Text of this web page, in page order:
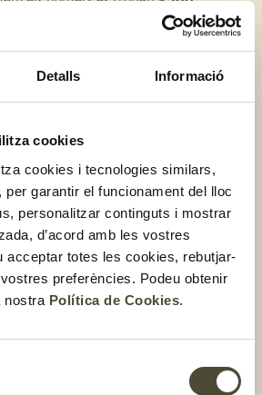
Detalls Informació
cookies
cookies i tecnologies similars,
garantir el funcionament del lloc
personalitzar continguts i mostrar
d’acord amb les vostres
acceptar totes les cookies, rebutjar-
preferències. Podeu obtenir
nostra Política de Cookies.
contrast tèrmic
que fa que les pomes tinguin una
(que més endavant serien pomes)
prioritzem la qualitat dels
abans de la quantitat. A l’hora
fem manualment i les encaixem per
a botiga
són els beneficis de
Te’ls expliquem!
la